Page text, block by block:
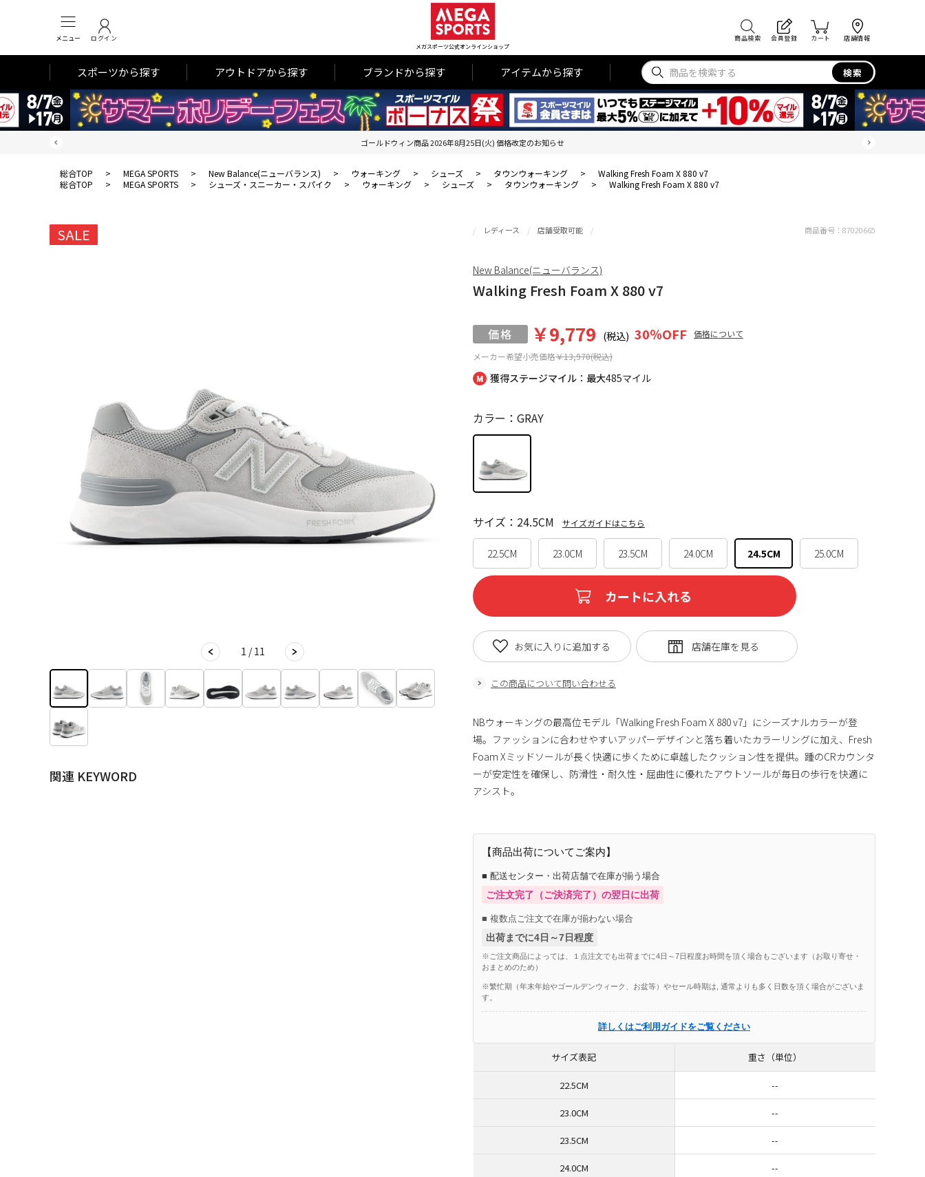
メニュー ログイン
メガスポーツ公式オンラインショップ
商品検索 会員登録 カート 店舗情報
スポーツから探す アウトドアから探す ブランドから探す アイテムから探す 検索
ゴールドウィン商品 2026年8月25日(火) 価格改定のお知らせ
総合TOP > MEGA SPORTS > New Balance(ニューバランス) > ウォーキング > シューズ > タウンウォーキング >
Walking Fresh Foam X 880 v7
総合TOP
> MEGA SPORTS > シューズ・スニーカー・スパイク > ウォーキング > シューズ > タウンウォーキング > Walking Fresh Foam X 880 v7
SALE
1 / 11
関連 KEYWORD
獲得ステージマイル：最大485マイル
レディース 店舗受取可能
Walking Fresh Foam X 880 v7
メーカー希望小売価格￥13,970(税込)
￥9,779 (税込) 30％OFF 価格について
カラー：GRAY
22.5CM 23.0CM 23.5CM 24.0CM 24.5CM 25.0CM
サイズ：24.5CM サイズガイドはこちら
カートに入れる
この商品について問い合わせる
お気に入りに追加する
商品番号： 87020665
New Balance(ニューバランス)
NBウォーキングの最高位モデル「Walking Fresh Foam X 880 v7」にシーズナルカラーが登
場。ファッションに合わせやすいアッパーデザインと落ち着いたカラーリングに加え、Fresh
Foam Xミッドソールが長く快適に歩くために卓越したクッション性を提供。踵のCRカウンタ
ーが安定性を確保し、防滑性・耐久性・屈曲性に優れたアウトソールが毎日の歩行を快適に
アシスト。
【商品出荷についてご案内】
■ 配送センター・出荷店舗で在庫が揃う場合
ご注文完了（ご決済完了）の翌日に出荷
■ 複数点ご注文で在庫が揃わない場合
出荷までに4日～7日程度
※ご注文商品によっては、１点注文でも出荷までに4日～7日程度お時間を頂く場合もございます（お取り寄せ・
おまとめのため）
※繁忙期（年末年始やゴールデンウィーク、お盆等）やセール時期は, 通常よりも多く日数を頂く場合がございま
す。
詳しくはご利用ガイドをご覧ください
サイズ表記 重さ（単位）
22.5CM --
23.0CM --
23.5CM --
24.0CM --